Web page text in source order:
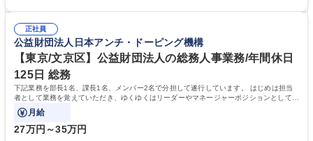
道路施設や道路工事現場の見学ツアー事業 ※入社後は上記いずれかの部門
へ配属。※業務内容変更の範囲：会社の定める業務 募集職種 【都庁グル
ープ】総合職（事務）◇残業月平均9時間未満／有給年平均16日取得
部門など多岐に渡る業務を経験できます。 ■様々なプロジェクト：駐車場
事業の他、新宿駅西口広場内に設置された照明を兼ねた広告「ブライトサ
イン」の管理運営を行うなど、事業収益を生み出す活動を積極的に行って
います。 学歴・資格 学歴：大学院 大学 高専 短大 専修学校 高校 語学力：
資格：
正社員
公益財団法人日本アンチ・ドーピング機構
【東京/文京区】公益財団法人の総務人事業務/年間休日
125日 総務
下記業務を部長1名、課長1名、メンバー2名で分担して遂行しています。 はじめは担当
者として業務を覚えていただき、ゆくゆくはリーダーやマネージャーポジションとして活
躍いただくことを期待しています。
月給
27万円～35万円